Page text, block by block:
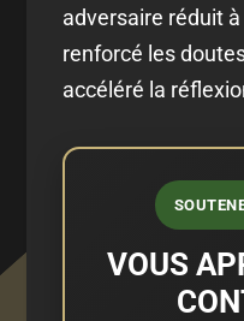
adversaire réduit
renforcé les
accéléré la
VOUS